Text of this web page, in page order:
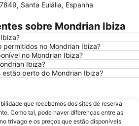
Port d'Eivissa
Bora Bora Ibiza
Ses Figueretes
Cala Saladeta
Platja de Sant Antoni o Platja des Reguero
Club Nàutic Sant Antoni de Portmany
Port de Sant Miquel
Cala Llenya
Santa Eulália, Espanha
sobre Mondrian Ibiza
permitidos no Mondrian Ibiza?
no Mondrian Ibiza?
Ibiza?
perto do Mondrian Ibiza?
que recebemos dos sites de reserva
Como tal, pode haver diferenças entre as
trivago e os preços que estão disponíveis